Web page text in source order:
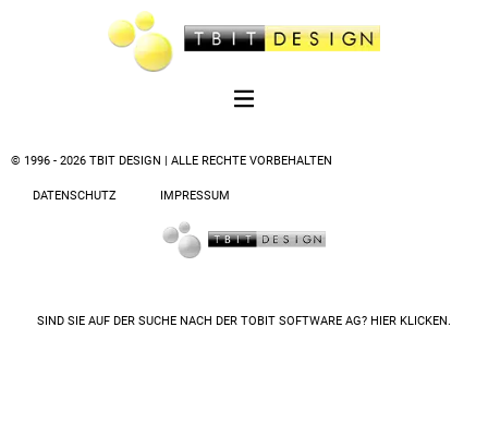
© 1996 - 2026 TBIT DESIGN | ALLE RECHTE VORBEHALTEN
DATENSCHUTZ IMPRESSUM
SIND SIE AUF DER SUCHE NACH DER TOBIT SOFTWARE AG? HIER KLICKEN.